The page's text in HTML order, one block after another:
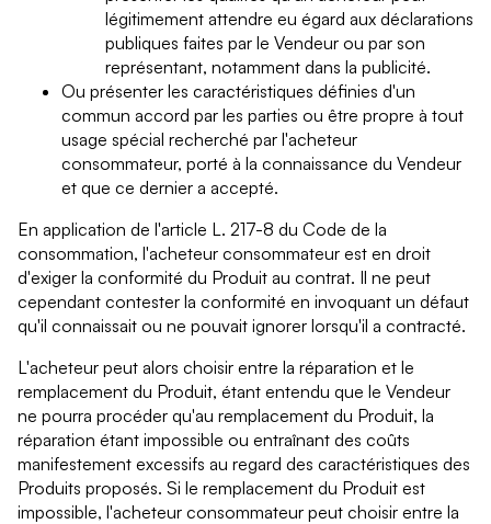
légitimement attendre eu égard aux déclarations
publiques faites par le Vendeur ou par son
représentant, notamment dans la publicité.
Ou présenter les caractéristiques définies d'un
commun accord par les parties ou être propre à tout
usage spécial recherché par l'acheteur
consommateur, porté à la connaissance du Vendeur
et que ce dernier a accepté.
En application de l'article L. 217-8 du Code de la
consommation, l'acheteur consommateur est en droit
d'exiger la conformité du Produit au contrat. Il ne peut
cependant contester la conformité en invoquant un défaut
qu'il connaissait ou ne pouvait ignorer lorsqu'il a contracté.
L'acheteur peut alors choisir entre la réparation et le
remplacement du Produit, étant entendu que le Vendeur
ne pourra procéder qu'au remplacement du Produit, la
réparation étant impossible ou entraînant des coûts
manifestement excessifs au regard des caractéristiques des
Produits proposés. Si le remplacement du Produit est
impossible, l'acheteur consommateur peut choisir entre la